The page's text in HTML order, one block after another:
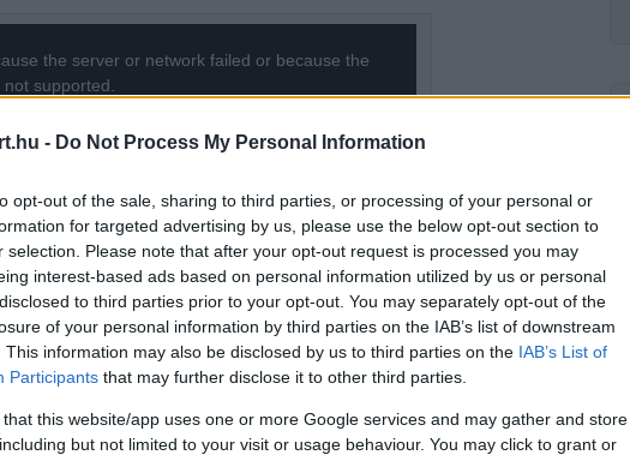
- Do Not Process My Personal Information
opt-out of the sale, sharing to third parties, or processing of your personal or
for targeted advertising by us, please use the below opt-out section to
selection. Please note that after your opt-out request is processed you may
interest-based ads based on personal information utilized by us or personal
to third parties prior to your opt-out. You may separately opt-out of the
of your personal information by third parties on the IAB’s list of downstream
This information may also be disclosed by us to third parties on the IAB’s List of
Participants that may further disclose it to other third parties.
that this website/app uses one or more Google services and may gather and store
but not limited to your visit or usage behaviour. You may click to grant or
the server or network failed or because the
supported.